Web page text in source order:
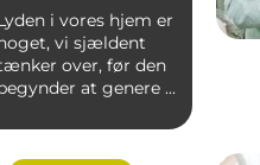
i vores hjem er
vi sjældent
over, før den
at genere ...